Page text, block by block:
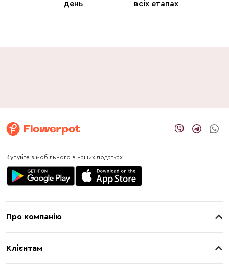
день
всіх етапах
Купуйте з мобільного в наших додатках
Про компанію
Клієнтам